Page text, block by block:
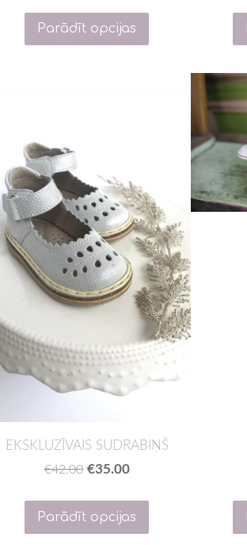
Parādīt opcijas
EKSKLUZĪVAIS SUDRABIŅŠ
€42.00 €35.00
Parādīt opcijas